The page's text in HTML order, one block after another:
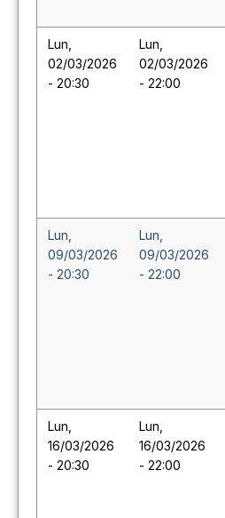
Lun,
02/03/2026
- 20:30
Lun,
02/03/2026
- 22:00
Lun,
09/03/2026
- 20:30
Lun,
09/03/2026
- 22:00
Lun,
16/03/2026
- 20:30
Lun,
16/03/2026
- 22:00